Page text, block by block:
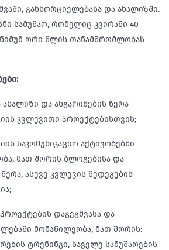
განხორციელებასა და ანალიზში.
სამუშაო, რომელიც კვირაში 40
ორი წლის თანამშრომლობას
და ანგარიშების წერა
კვლევითი პროექტებისთვის;
საკომუნიკაციო აქტივობებში
მათ შორის ბლოგებისა და
ასევე კვლევის შედეგების
დაგეგმვასა და
მონაწილეობა, მათ შორის:
ტრენინგი, საველე სამუშაოების